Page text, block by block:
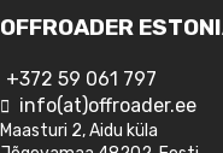
OFFROADER
+372 59 061 797
info(at)offroader.ee
Maasturi 2, Aidu küla